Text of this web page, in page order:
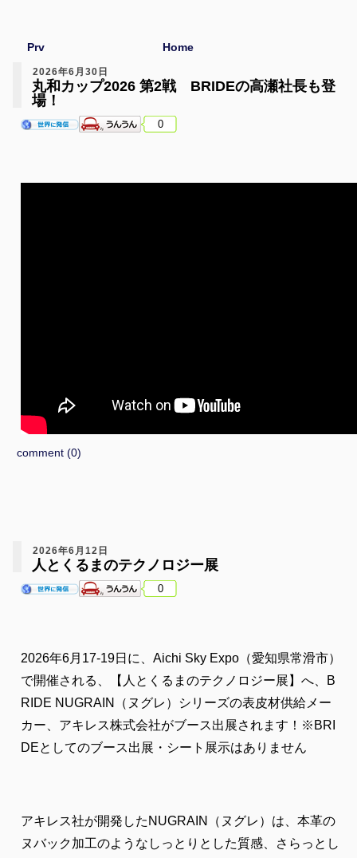
Prv Home
2026年6月30日
丸和カップ2026 第2戦 BRIDEの高瀬社長も登
場！
0
comment (0)
2026年6月12日
人とくるまのテクノロジー展
0
2026年6月17-19日に、Aichi Sky Expo（愛知県常滑市）
で開催される、【人とくるまのテクノロジー展】へ、B
RIDE NUGRAIN（ヌグレ）シリーズの表皮材供給メー
カー、アキレス株式会社がブース出展されます！※BRI
DEとしてのブース出展・シート展示はありません
アキレス社が開発したNUGRAIN（ヌグレ）は、本革の
ヌバック加工のようなしっとりとした質感、さらっとし